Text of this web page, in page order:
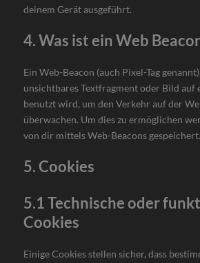
deinem Gerät ausgeführt.
4. Was ist ein Web
Ein Web-Beacon (auch Pixel-Tag
unsichtbares Textfragment oder Bild auf
benutzt wird, um den Verkehr auf der
überwachen. Um dies zu ermöglichen
von dir mittels Web-Beacons gespeichert.
5. Cookies
5.1 Technische oder
Cookies
Einige Cookies stellen sicher, dass